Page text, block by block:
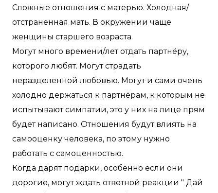
Сложные отношения с матерью. Холодная/
отстраненная мать. В окружении чаще
женщины старшего возраста.
Могут много времени/лет отдать партнёру,
которого любят. Могут страдать
неразделенной любовью. Могут и сами очень
холодно держаться к партнёрам, к которым не
испытывают симпатии, это у них на лице прям
будет написано. Отношения будут влиять на
самооценку человека, по этому нужно
работать с самоценностью.
Когда дарят подарки, особенно если они
дорогие, могут ждать ответной реакции " Дай